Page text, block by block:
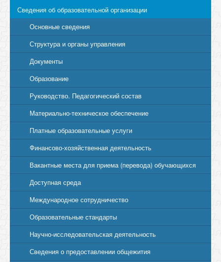
Сведения об образовательной организации
Основные сведения
Структура и органы управления
Документы
Образование
Руководство. Педагогический состав
Материально-техническое обеспечение
Платные образовательные услуги
Финансово-хозяйственная деятельность
Вакантные места для приема (перевода) обучающихся
Доступная среда
Международное сотрудничество
Образовательные стандарты
Научно-исследовательская деятельность
Сведения о предоставлении общежития